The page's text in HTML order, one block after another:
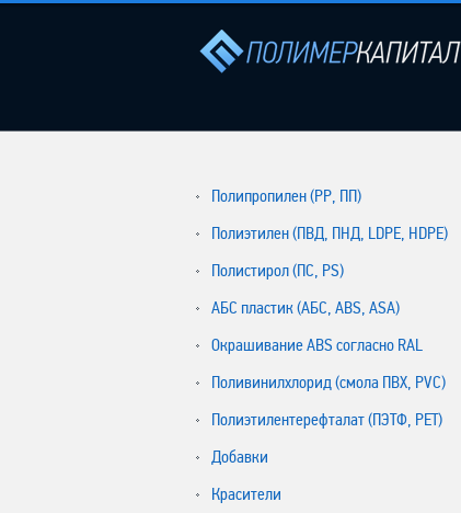
Полипропилен (РР, ПП)
Полиэтилен (ПВД, ПНД, LDPE, HDPE)
Полистирол (ПС, PS)
АБС пластик (АБС, ABS, ASA)
Окрашивание ABS согласно RAL
Поливинилхлорид (смола ПВХ, PVC)
Полиэтилентерефталат (ПЭТФ, PET)
Добавки
Красители